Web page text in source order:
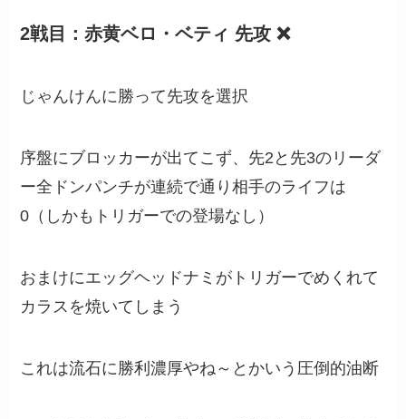
2戦目：赤黄ベロ・ベティ 先攻 ❌
じゃんけんに勝って先攻を選択
序盤にブロッカーが出てこず、先2と先3のリーダ
ー全ドンパンチが連続で通り相手のライフは
0（しかもトリガーでの登場なし）
おまけにエッグヘッドナミがトリガーでめくれて
カラスを焼いてしまう
これは流石に勝利濃厚やね～とかいう圧倒的油断